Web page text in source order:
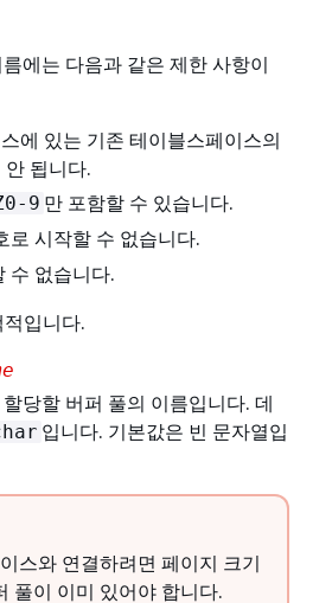
에는 다음과 같은 제한 사항이
에 있는 기존 테이블스페이스의
됩니다.
9 만 포함할 수 있습니다.
로 시작할 수 없습니다.
수 없습니다.
입니다.
당할 버퍼 풀의 이름입니다. 데
입니다. 기본값은 빈 문자열입
스와 연결하려면 페이지 크기
풀이 이미 있어야 합니다.